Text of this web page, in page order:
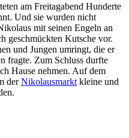
am Freitagabend Hunderte
Und sie wurden nicht
mit seinen Engeln an
geschmückten Kutsche vor.
und Jungen umringt, die er
fragte. Zum Schluss durfte
Hause nehmen. Auf dem
derNikolausmarkt kleine und